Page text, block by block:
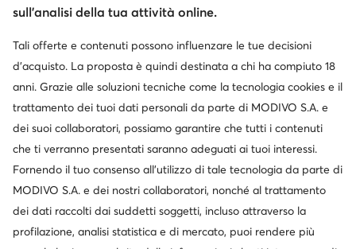
Cambia paese: Italia (IT)
© escarpe.it 2026
Termini e condizioni
Modifica impostazioni
Informativa sulla privacy
Protezione dei dati
sull’analisi della tua attività online.
Tali offerte e contenuti possono influenzare le tue decisioni
d’acquisto. La proposta è quindi destinata a chi ha compiuto 18
anni. Grazie alle soluzioni tecniche come la tecnologia cookies e il
trattamento dei tuoi dati personali da parte di MODIVO S.A. e
dei suoi collaboratori, possiamo garantire che tutti i contenuti
che ti verranno presentati saranno adeguati ai tuoi interessi.
Fornendo il tuo consenso all’utilizzo di tale tecnologia da parte di
MODIVO S.A. e dei nostri collaboratori, nonché al trattamento
dei dati raccolti dai suddetti soggetti, incluso attraverso la
profilazione, analisi statistica e di mercato, puoi rendere più